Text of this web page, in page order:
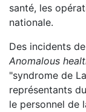
santé, les
nationale.
Des incidents
Anomalous
"syndrome de
représentants
le personnel de